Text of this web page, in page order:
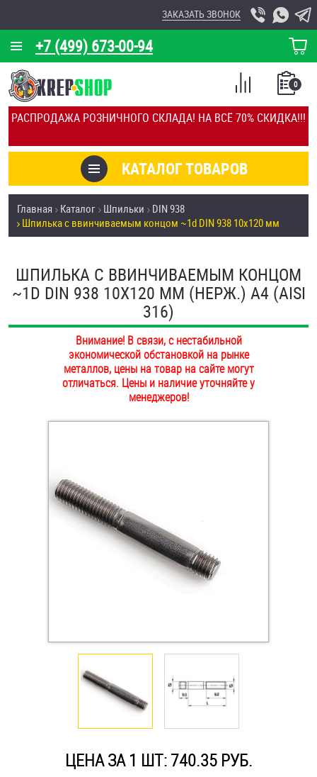
РАСПРОДАЖА РОЗНИЧНОГО СКЛАДА! НА ВСЁ 70% СКИДКА!!!
+7 (499) 673-00-94
ЗАКАЗАТЬ ЗВОНОК
КОРЗИНА
О КОМПАНИИ
КАЛЬКУЛЯТОР
ОТЗЫВЫ
УСЛУГИ
СКИДКИ
ОПТ
ПОКУПАТЕЛЯМ
ОПЛАТА И ДОСТАВКА
НАШИ МАГАЗИНЫ
КАТАЛОГ ТОВАРОВ
0
СПИСОК
СРАВНЕНИЕ
Товары со скидкой
Анкеры
Антивандальный крепёж, инструмент
Заклепки (Гайки-Заклепки)
Крюки, кольца с метрической резьбой
Оснастка и аксессуары для яхт
Главная Каталог Шпильки
DIN 938
Шпилька c ввинчиваемым концом ~1d DIN 938 10х120 мм
ШПИЛЬКА C ВВИНЧИВАЕМЫМ КОНЦОМ
~1D DIN 938 10Х120 ММ (НЕРЖ.) A4 (AISI
316)
Внимание! В связи, с нестабильной
экономической обстановкой на рынке
металлов, цены на товар на сайте могут
отличаться. Цены и наличие уточняйте у
менеджеров!
ЦЕНА ЗА 1 ШТ: 740.35 РУБ.